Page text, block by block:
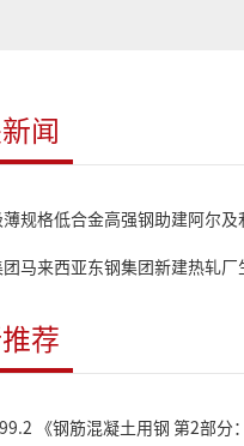
闻
规格低合金高强钢助建阿尔及利亚光伏电
马来西亚东钢集团新建热轧厂生产出第一
荐
《钢筋混凝土用钢 第2部分：热轧带肋钢筋》标准